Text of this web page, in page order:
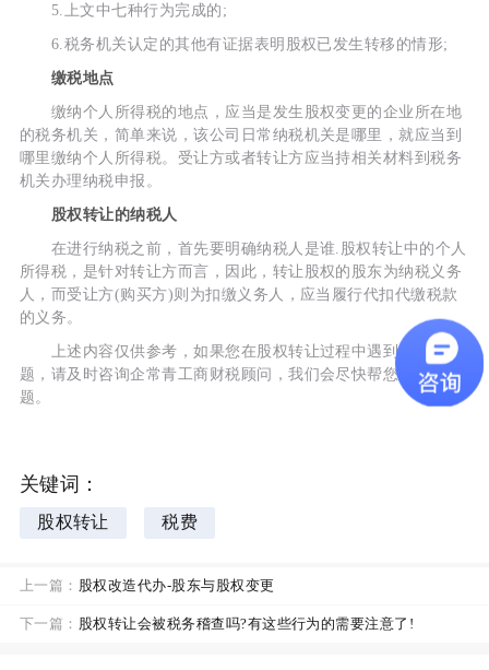
5.上文中七种行为完成的;
6.税务机关认定的其他有证据表明股权已发生转移的情形;
缴税地点
缴纳个人所得税的地点，应当是发生股权变更的企业所在地
的税务机关，简单来说，该公司日常纳税机关是哪里，就应当到
哪里缴纳个人所得税。受让方或者转让方应当持相关材料到税务
机关办理纳税申报。
股权转让的纳税人
在进行纳税之前，首先要明确纳税人是谁.股权转让中的个人
所得税，是针对转让方而言，因此，转让股权的股东为纳税义务
人，而受让方(购买方)则为扣缴义务人，应当履行代扣代缴税款
的义务。
上述内容仅供参考，如果您在股权转让过程中遇到相关问
题，请及时咨询企常青工商财税顾问，我们会尽快帮您解决问
题。
关键词：
股权转让 税费
上一篇： 股权改造代办-股东与股权变更
下一篇： 股权转让会被税务稽查吗?有这些行为的需要注意了!